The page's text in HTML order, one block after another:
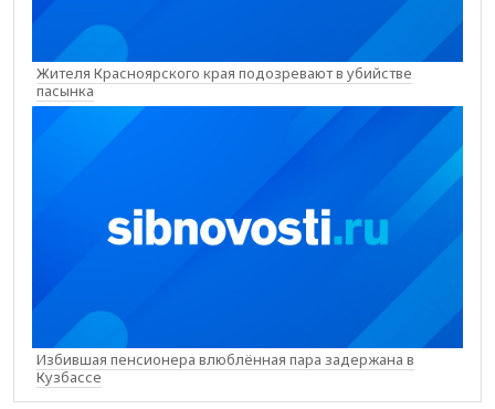
Жителя Красноярского края подозревают в убийстве
пасынка
Избившая пенсионера влюблённая пара задержана в
Кузбассе